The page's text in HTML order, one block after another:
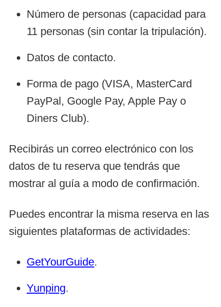
Número de personas (capacidad para
11 personas (sin contar la tripulación).
Datos de contacto.
Forma de pago (VISA, MasterCard
PayPal, Google Pay, Apple Pay o
Diners Club).
Recibirás un correo electrónico con los
datos de tu reserva que tendrás que
mostrar al guía a modo de confirmación.
Puedes encontrar la misma reserva en las
siguientes plataformas de actividades:
GetYourGuide.
Yunping.